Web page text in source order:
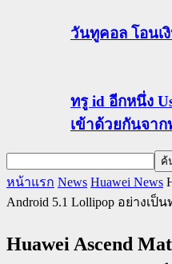
วันทูคอล โอนเ
ทรู id อีกหนึ่ง
เข้าด้วยกันจาก
หน้าแรก News Huawei News
Android 5.1 Lollipop อย่างเป็
Huawei Ascend